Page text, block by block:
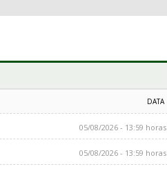
DATA
05/08/2026 - 13:59 horas
05/08/2026 - 13:59 horas